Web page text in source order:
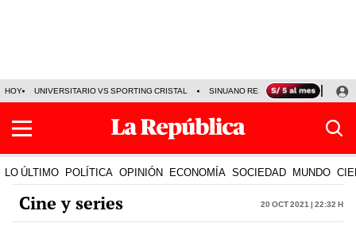
HOY UNIVERSITARIO VS SPORTING CRISTAL SINUANO RESULTADOS HOY
LO ÚLTIMO POLÍTICA OPINIÓN ECONOMÍA SOCIEDAD MUNDO
Cine y series 20 Oct 2021 | 22:32 h